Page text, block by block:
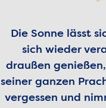
Die Sonne lässt
sich wieder
draußen
seiner ganzen
vergessen und